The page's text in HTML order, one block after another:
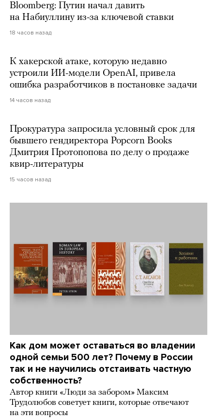
Bloomberg: Путин начал давить
на Набиуллину из-за ключевой ставки
18 часов назад
К хакерской атаке, которую недавно
устроили ИИ-модели OpenAI, привела
ошибка разработчиков в постановке задачи
14 часов назад
Прокуратура запросила условный срок для
бывшего гендиректора Popcorn Books
Дмитрия Протопопова по делу о продаже
квир-литературы
15 часов назад
Как дом может оставаться во владении
одной семьи 500 лет? Почему в России
так и не научились отстаивать частную
собственность?
Автор книги «Люди за забором» Максим
Трудолюбов советует книги, которые отвечают
на эти вопросы